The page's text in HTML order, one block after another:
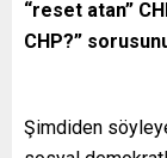
“reset atan”
CHP?”
Şimdiden